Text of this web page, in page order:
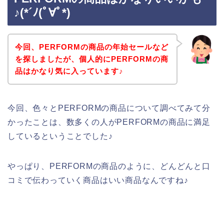
♪(*´ﾉ(ﾟ∀ﾟ*)
今回、PERFORMの商品の年始セールなど
を探しましたが、個人的にPERFORMの商
品はかなり気に入っています♪
今回、色々とPERFORMの商品について調べてみて分
かったことは、数多くの人がPERFORMの商品に満足
しているということでした♪
やっぱり、PERFORMの商品のように、どんどんと口
コミで伝わっていく商品はいい商品なんですね♪